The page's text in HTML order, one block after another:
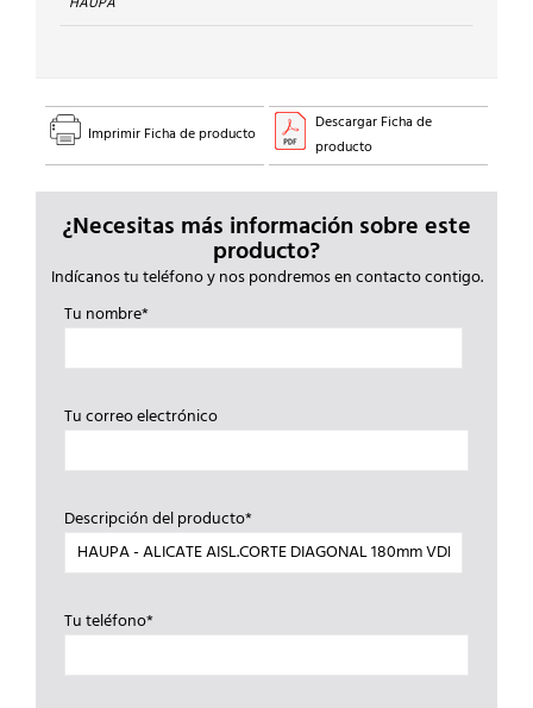
Imprimir Ficha de producto
Descargar Ficha de
producto
¿Necesitas más información sobre este
producto?
Indícanos tu teléfono y nos pondremos en contacto contigo.
Tu nombre*
Tu correo electrónico
Descripción del producto*
Tu teléfono*